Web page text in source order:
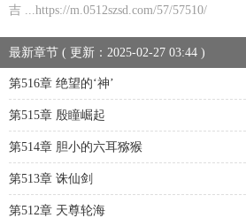
吉 ...https://m.0512szsd.com/57/57510/
最新章节 ( 更新：2025-02-27 03:44 )
第516章 绝望的‘神’
第515章 殷瞳崛起
第514章 胆小的六耳猕猴
第513章 诛仙剑
第512章 天尊轮海